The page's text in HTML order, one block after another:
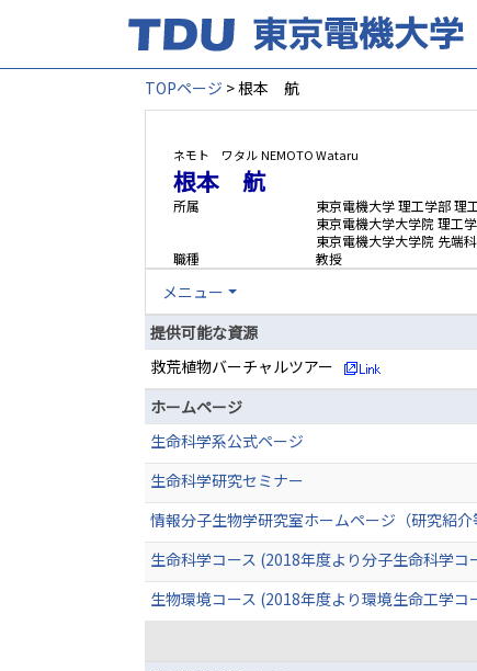
TOPページ > 根本 航
ネモト ワタルNEMOTO Wataru
根本 航
所属
東京電機大学 理工学部
東京電機大学大学院 理工
東京電機大学大学院 先端
職種
教授
メニュー
提供可能な資源
救荒植物バーチャルツアー
ホームページ
生命科学系公式ページ
生命科学研究セミナー
情報分子生物学研究室ホームページ（研究紹介
生命科学コース (2018年度より分子生命科学コ
生物環境コース (2018年度より環境生命工学コ